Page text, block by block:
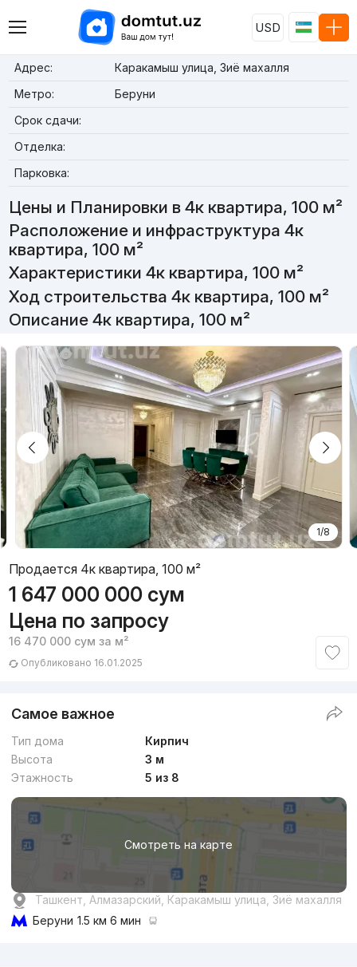
USD
Адрес:
Каракамыш улица, Зиё махалля
Метро:
Беруни
Срок сдачи:
Отделка:
Парковка:
Цены и Планировки в 4к квартира, 100 м²
Расположение и инфраструктура 4к
квартира, 100 м²
Характеристики 4к квартира, 100 м²
Ход строительства 4к квартира, 100 м²
Описание 4к квартира, 100 м²
1/8
Продается 4к квартира, 100 м²
1 647 000 000 сум
Цена по запросу
16 470 000 сум за м²
Опубликовано 16.01.2025
Самое важное
Тип дома
Кирпич
Высота
3 м
Этажность
5 из 8
Смотреть на карте
Ташкент, Алмазарский, Каракамыш улица, Зиё махалля
Беруни 1.5 км 6 мин